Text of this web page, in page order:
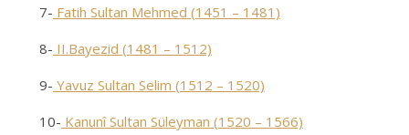
7- Fatih Sultan Mehmed (1451 – 1481)
8- II.Bayezid (1481 – 1512)
9- Yavuz Sultan Selim (1512 – 1520)
10- Kanunî Sultan Süleyman (1520 – 1566)